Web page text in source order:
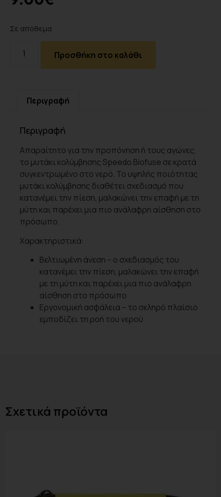
Σε απόθεμα
Προσθήκη στο καλάθι
Περιγραφή
Περιγραφή
Απαραίτητο για την προπόνηση ή τους αγώνες,
το μυτάκι κολύμβησης Speedo Biofuse σε κρατά
συγκεντρωμένο στο νερό. Το υψηλής ποιότητας
μυτάκι κολύμβησης διαθέτει σχεδιασμό που
κατανέμει την πίεση, μαλακώνει την επαφή με τη
μύτη και παρέχει μια πιο ανάλαφρη αίσθηση στο
πρόσωπο.
Χαρακτηριστικά:
Βελτιωμένη άνεση – ο σχεδιασμός του
κατανέμει την πίεση, μαλακώνει την επαφή
με τη μύτη και παρέχει μια πιο ανάλαφρη
αίσθηση στο πρόσωπο
Εργονομική ασφάλεια – το σκληρό πλαίσιο
εμποδίζει τη ροή του νερού
Σχετικά προϊόντα